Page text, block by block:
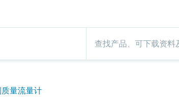
质量流量计